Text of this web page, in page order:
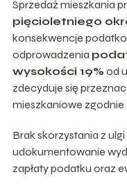
Sprzedaż mieszkania
pięcioletniego
konsekwencje
odprowadzenia
wysokości 19% od
zdecyduje się
mieszkaniowe
Brak skorzystania z
udokumentowanie
zapłaty podatku oraz